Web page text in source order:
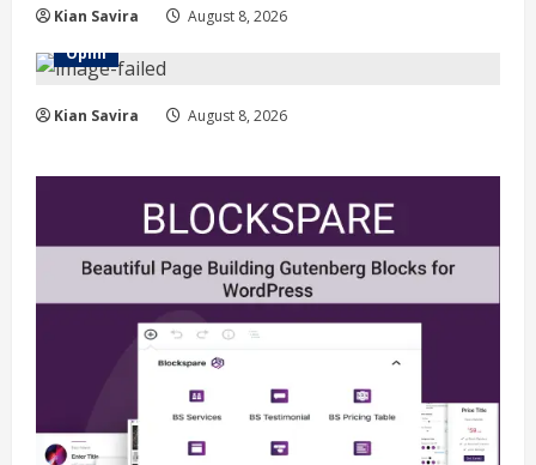
Kian Savira
August 8, 2026
Opini
Kian Savira August 8, 2026